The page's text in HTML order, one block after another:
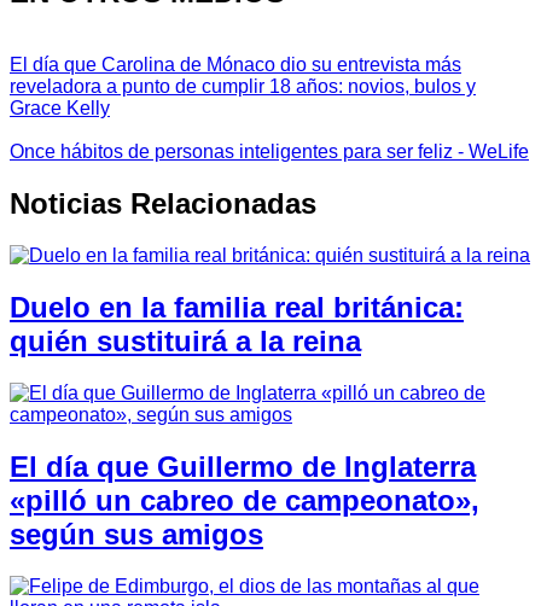
El día que Carolina de Mónaco dio su entrevista más
reveladora a punto de cumplir 18 años: novios, bulos y
Grace Kelly
Once hábitos de personas inteligentes para ser feliz - WeLife
Noticias Relacionadas
Duelo en la familia real británica:
quién sustituirá a la reina
El día que Guillermo de Inglaterra
«pilló un cabreo de campeonato»,
según sus amigos